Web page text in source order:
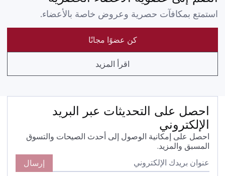
استمتع بمكافآت حصرية وعروض خاصة بالأعضاء.
كن عضوًا مجانًا
اقرأ المزيد
احصل على التحديثات عبر البريد
الإلكتروني
احصل على إمكانية الوصول إلى أحدث الصيحات والتسوق
المسبق والمزيد.
إرسال